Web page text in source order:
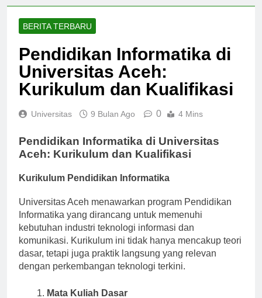
BERITA TERBARU
Pendidikan Informatika di
Universitas Aceh:
Kurikulum dan Kualifikasi
Universitas 9 Bulan Ago 0 4 Mins
Pendidikan Informatika di Universitas
Aceh: Kurikulum dan Kualifikasi
Kurikulum Pendidikan Informatika
Universitas Aceh menawarkan program Pendidikan
Informatika yang dirancang untuk memenuhi
kebutuhan industri teknologi informasi dan
komunikasi. Kurikulum ini tidak hanya mencakup teori
dasar, tetapi juga praktik langsung yang relevan
dengan perkembangan teknologi terkini.
Mata Kuliah Dasar